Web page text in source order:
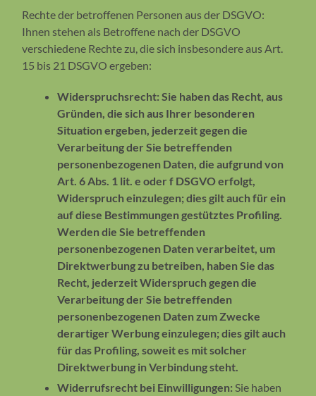
Rechte der betroffenen Personen aus der DSGVO:
Ihnen stehen als Betroffene nach der DSGVO
verschiedene Rechte zu, die sich insbesondere aus Art.
15 bis 21 DSGVO ergeben:
Widerspruchsrecht: Sie haben das Recht, aus
Gründen, die sich aus Ihrer besonderen
Situation ergeben, jederzeit gegen die
Verarbeitung der Sie betreffenden
personenbezogenen Daten, die aufgrund von
Art. 6 Abs. 1 lit. e oder f DSGVO erfolgt,
Widerspruch einzulegen; dies gilt auch für ein
auf diese Bestimmungen gestütztes Profiling.
Werden die Sie betreffenden
personenbezogenen Daten verarbeitet, um
Direktwerbung zu betreiben, haben Sie das
Recht, jederzeit Widerspruch gegen die
Verarbeitung der Sie betreffenden
personenbezogenen Daten zum Zwecke
derartiger Werbung einzulegen; dies gilt auch
für das Profiling, soweit es mit solcher
Direktwerbung in Verbindung steht.
Widerrufsrecht bei Einwilligungen: Sie haben